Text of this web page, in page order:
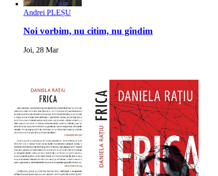
Andrei PLEȘU
Noi vorbim, nu citim, nu gîndim
Joi, 28 Mar